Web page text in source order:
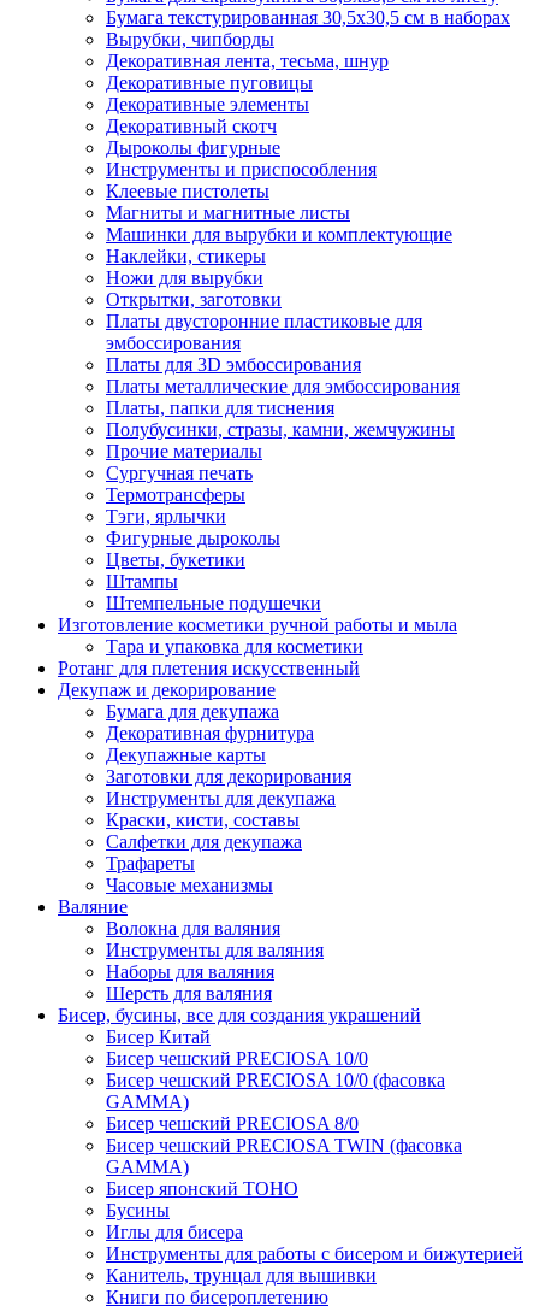
Бумага текстурированная 30,5х30,5 см в наборах
Вырубки, чипборды
Декоративная лента, тесьма, шнур
Декоративные пуговицы
Декоративные элементы
Декоративный скотч
Дыроколы фигурные
Инструменты и приспособления
Клеевые пистолеты
Магниты и магнитные листы
Машинки для вырубки и комплектующие
Наклейки, стикеры
Ножи для вырубки
Открытки, заготовки
Платы двусторонние пластиковые для
эмбоссирования
Платы для 3D эмбоссирования
Платы металлические для эмбоссирования
Платы, папки для тиснения
Полубусинки, стразы, камни, жемчужины
Прочие материалы
Сургучная печать
Термотрансферы
Тэги, ярлычки
Фигурные дыроколы
Цветы, букетики
Штампы
Штемпельные подушечки
Изготовление косметики ручной работы и мыла
Тара и упаковка для косметики
Ротанг для плетения искусственный
Декупаж и декорирование
Бумага для декупажа
Декоративная фурнитура
Декупажные карты
Заготовки для декорирования
Инструменты для декупажа
Краски, кисти, составы
Салфетки для декупажа
Трафареты
Часовые механизмы
Валяние
Волокна для валяния
Инструменты для валяния
Наборы для валяния
Шерсть для валяния
Бисер, бусины, все для создания украшений
Бисер Китай
Бисер чешский PRECIOSA 10/0
Бисер чешский PRECIOSA 10/0 (фасовка
GAMMA)
Бисер чешский PRECIOSA 8/0
Бисер чешский PRECIOSA TWIN (фасовка
GAMMA)
Бисер японский TOHO
Бусины
Иглы для бисера
Инструменты для работы с бисером и бижутерией
Канитель, трунцал для вышивки
Книги по бисероплетению